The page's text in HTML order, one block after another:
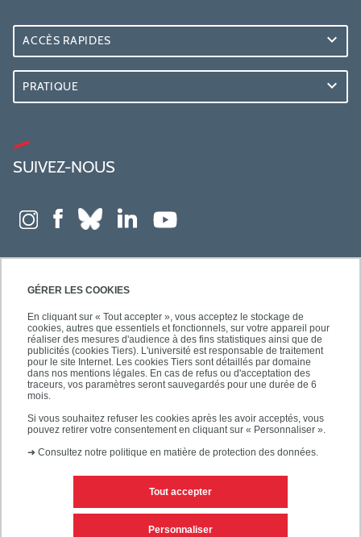
GÉRER LES COOKIES
En cliquant sur « Tout accepter », vous acceptez le stockage de
cookies, autres que essentiels et fonctionnels, sur votre appareil pour
réaliser des mesures d'audience à des fins statistiques ainsi que de
publicités (cookies Tiers). L'université est responsable de traitement
pour le site Internet. Les cookies Tiers sont détaillés par domaine
dans nos mentions légales. En cas de refus ou d'acceptation des
traceurs, vos paramètres seront sauvegardés pour une durée de 6
mois.
Si vous souhaitez refuser les cookies après les avoir acceptés, vous
pouvez retirer votre consentement en cliquant sur « Personnaliser ».
➜ Consultez notre politique en matière de protection des données.
Tout accepter
Personnaliser
ACCÈS RAPIDES
PRATIQUE
SUIVEZ-NOUS
Mentions légales